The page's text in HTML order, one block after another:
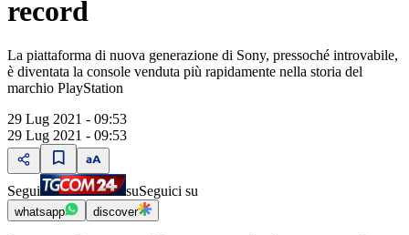
record
La piattaforma di nuova generazione di Sony, pressoché introvabile,
è diventata la console venduta più rapidamente nella storia del
marchio PlayStation
29 Lug 2021 - 09:53
29 Lug 2021 - 09:53
Segui suSeguici su
whatsapp discover